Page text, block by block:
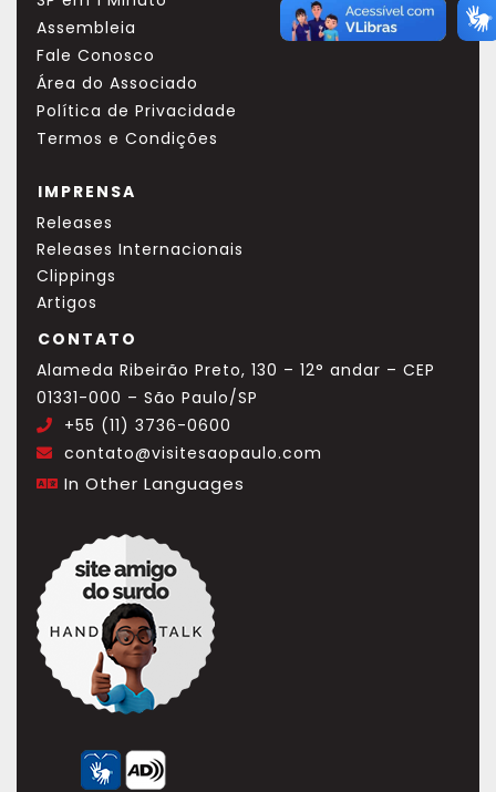
Assembleia
Fale Conosco
Área do Associado
Política de Privacidade
Termos e Condições
IMPRENSA
Releases
Releases Internacionais
Clippings
Artigos
CONTATO
Alameda Ribeirão Preto, 130 – 12° andar – CEP
01331-000 – São Paulo/SP
+55 (11) 3736-0600
contato@visitesaopaulo.com
In Other Languages